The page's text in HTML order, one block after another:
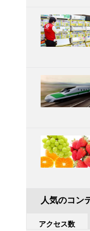
人気のコン
アクセス数